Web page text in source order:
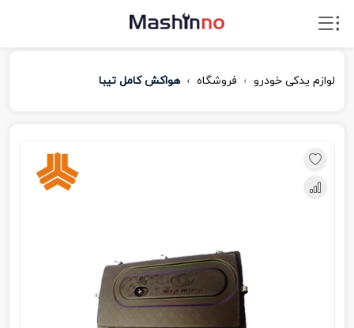
لوازم یدکی خودرو فروشگاه هواکش کامل تیبا